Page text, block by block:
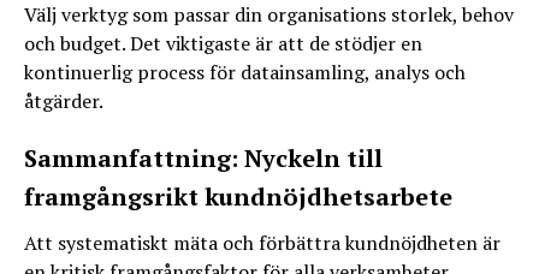
Välj verktyg som passar din organisations storlek, behov
och budget. Det viktigaste är att de stödjer en
kontinuerlig process för datainsamling, analys och
åtgärder.
Sammanfattning: Nyckeln till
framgångsrikt kundnöjdhetsarbete
Att systematiskt mäta och förbättra kundnöjdheten är